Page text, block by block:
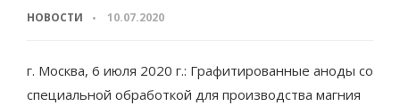
НОВОСТИ 10.07.2020
г. Москва, 6 июля 2020 г.: Графитированные аноды со
специальной обработкой для производства магния